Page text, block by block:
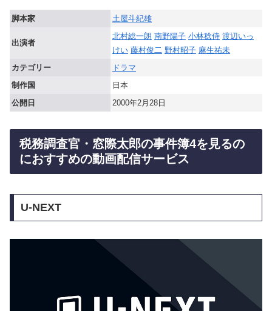
脚本家 土屋斗紀雄
出演者
北村総一朗 南野陽子 小林稔侍 渡辺いっ
けい 藤村俊二 野村昭子 麻生祐未
カテゴリー
ドラマ
制作国
日本
公開日
2000年2月28日
税務調査官・窓際太郎の事件簿4を見るの
におすすめの動画配信サービス
U-NEXT